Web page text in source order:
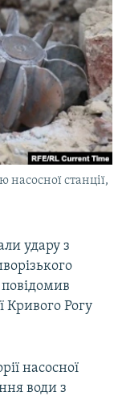
насосної станції,
удару з
Кривого Рогу
насосної
води з